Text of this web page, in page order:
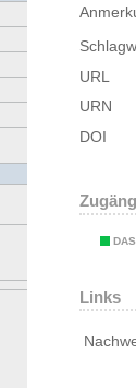
URL
URN
DOI
Links